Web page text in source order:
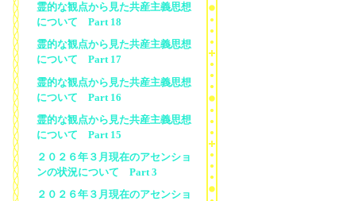
霊的な観点から見た共産主義思想
について Part 18
霊的な観点から見た共産主義思想
について Part 17
霊的な観点から見た共産主義思想
について Part 16
霊的な観点から見た共産主義思想
について Part 15
２０２６年３月現在のアセンショ
ンの状況について Part 3
２０２６年３月現在のアセンショ